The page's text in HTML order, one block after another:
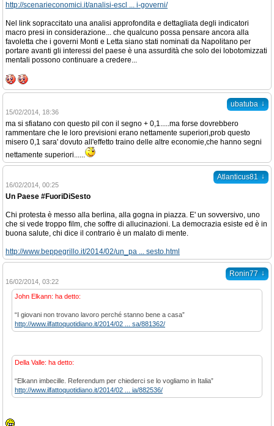
http://scenarieconomici.it/analisi-escl ... i-governi/
Nel link sopraccitato una analisi approfondita e dettagliata degli indicatori
macro presi in considerazione... che qualcuno possa pensare ancora alla
favoletta che i governi Monti e Letta siano stati nominati da Napolitano per
portare avanti gli interessi del paese è una assurdità che solo dei lobotomizzati
mentali possono continuare a credere...
ubatuba ↓
15/02/2014, 18:36
ma si sfiatano con questo pil con il segno + 0,1.....ma forse dovrebbero
rammentare che le loro previsioni erano nettamente superiori,prob questo
misero 0,1 sara' dovuto all'effetto traino delle altre economie,che hanno segni
nettamente superiori......
Atlanticus81 ↓
16/02/2014, 00:25
Un Paese #FuoriDiSesto
Chi protesta è messo alla berlina, alla gogna in piazza. E' un sovversivo, uno
che si vede troppo film, che soffre di allucinazioni. La democrazia esiste ed è in
buona salute, chi dice il contrario è un malato di mente.
http://www.beppegrillo.it/2014/02/un_pa ... sesto.html
Ronin77 ↓
16/02/2014, 03:22
John Elkann: ha detto:
“I giovani non trovano lavoro perché stanno bene a casa”
http://www.ilfattoquotidiano.it/2014/02 ... sa/881362/
Della Valle: ha detto:
“Elkann imbecille. Referendum per chiederci se lo vogliamo in Italia”
http://www.ilfattoquotidiano.it/2014/02 ... ia/882536/